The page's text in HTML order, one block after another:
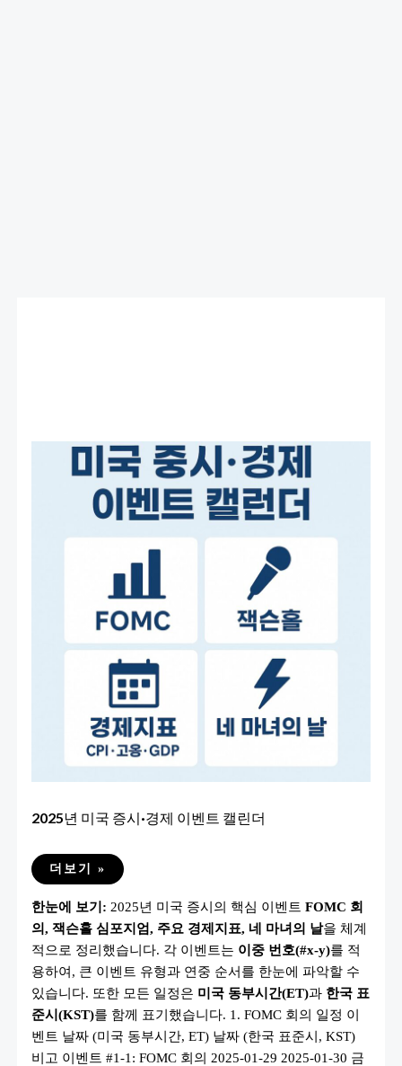
2025년 미국 증시·경제 이벤트 캘린더
2025
국
시
·
경
제
이
벤
트
캘
린
더
더보기 »
한눈에 보기: 2025년 미국 증시의 핵심 이벤트 FOMC 회
의, 잭슨홀 심포지엄, 주요 경제지표, 네 마녀의 날을 체계
적으로 정리했습니다. 각 이벤트는 이중 번호(#x-y)를 적
용하여, 큰 이벤트 유형과 연중 순서를 한눈에 파악할 수
있습니다. 또한 모든 일정은 미국 동부시간(ET)과 한국 표
준시(KST)를 함께 표기했습니다. 1. FOMC 회의 일정 이
벤트 날짜 (미국 동부시간, ET) 날짜 (한국 표준시, KST)
비고 이벤트 #1-1: FOMC 회의 2025-01-29 2025-01-30 금